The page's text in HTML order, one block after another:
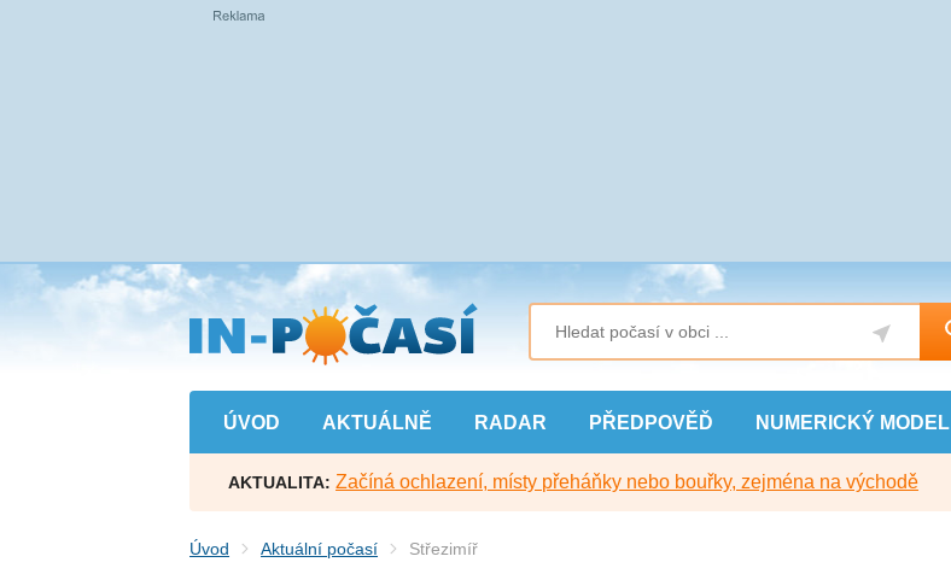
Přejít
na
hlavní
obsah
ÚVOD AKTUÁLNĚ RADAR PŘEDPOVĚĎ NUMERICKÝ MODEL
AKTUALITA: Začíná ochlazení, místy přeháňky nebo bouřky, zejména na východě
Úvod Aktuální počasí Střezimíř